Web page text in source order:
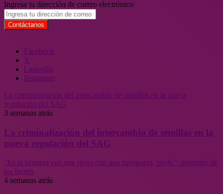
Ingresa tu dirección de correo electrónico
Facebook
X
LinkedIn
Instagram
La criminalización del intercambio de semillas en la nueva
regulación del SAG
3 semanas atrás
La criminalización del intercambio de semillas en la
nueva regulación del SAG
“Es la primera vez que riego con una manguera, profe”: aprender de
los brotes
4 semanas atrás